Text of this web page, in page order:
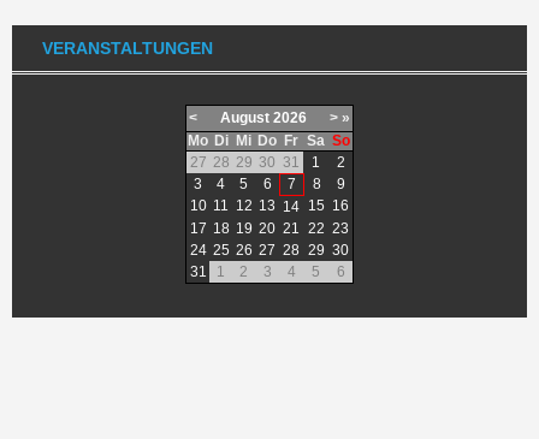
VERANSTALTUNGEN
< August 2026 > »
Mo Di Mi Do Fr Sa So
27 28 29 30 31 1
2
3
4 5 6 7 8
9
10 11 12 13 14 15 16
17 18 19 20 21 22 23
24 25 26 27 28 29 30
31
1 2 3 4 5 6